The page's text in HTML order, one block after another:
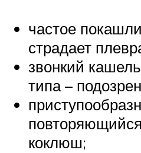
частое
страдает
звонкий
типа –
коклюш;